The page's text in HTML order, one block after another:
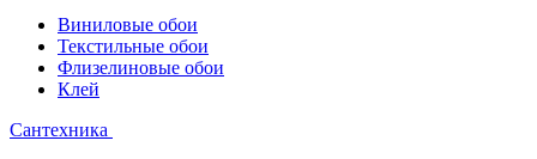
Виниловые обои
Текстильные обои
Флизелиновые обои
Клей
Сантехника